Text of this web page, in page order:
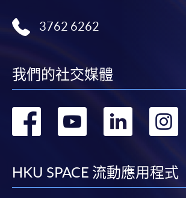
3762 6262
我們的社交媒體
轉
facebook
轉
轉
HKU SPACE 流動應用程式